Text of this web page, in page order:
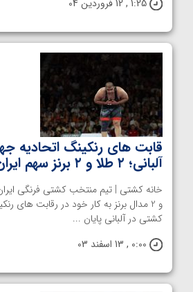
1:25 , 12 فروردین 04
قابت های رنکینگ اتحادیه
آلبانی؛ ۲ طلا و ۲ برنز سهم ایران از مسابقات
و 2 مدال برنز به کار خود در رقابت های
کشتی در آلبانی پایان ...
0:00 , 13 اسفند 03